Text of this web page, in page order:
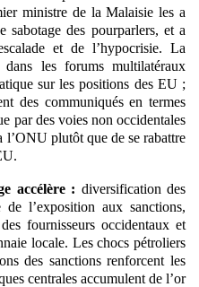
ministre de la Malaisie les a
sabotage des pourparlers, et a
et de l’hypocrisie. La
les forums multilatéraux
sur les positions des EU ;
des communiqués en termes
par des voies non occidentales
plutôt que de se rabattre
accélère : diversification des
de l’exposition aux sanctions,
fournisseurs occidentaux et
locale. Les chocs pétroliers
des sanctions renforcent les
centrales accumulent de l’or